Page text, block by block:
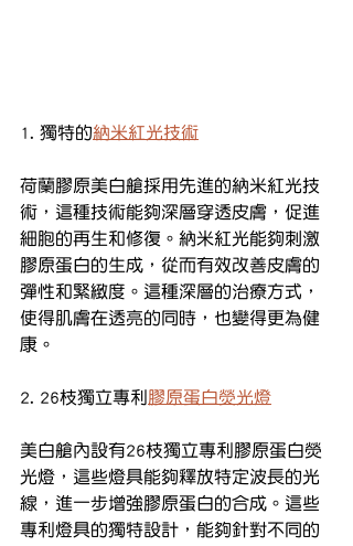
1. 獨特的納米紅光技術
荷蘭膠原美白艙採用先進的納米紅光技
術，這種技術能夠深層穿透皮膚，促進
細胞的再生和修復。納米紅光能夠刺激
膠原蛋白的生成，從而有效改善皮膚的
彈性和緊緻度。這種深層的治療方式，
使得肌膚在透亮的同時，也變得更為健
康。
2. 26枝獨立專利 膠原蛋白熒光燈
美白艙內設有26枝獨立專利膠原蛋白熒
光燈，這些燈具能夠釋放特定波長的光
線，進一步增強膠原蛋白的合成。這些
專利燈具的獨特設計，能夠針對不同的